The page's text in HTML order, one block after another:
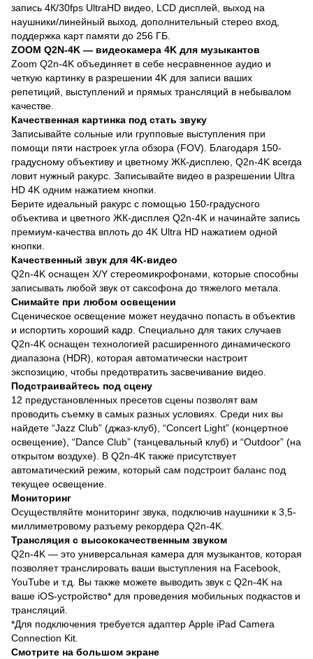
запись 4К/30fps UltraHD видео, LCD дисплей, выход на
наушники/линейный выход, дополнительный стерео вход,
поддержка карт памяти до 256 ГБ.
ZOOM Q2N-4K — видеокамера 4K для музыкантов
Zoom Q2n-4K объединяет в себе несравненное аудио и
четкую картинку в разрешении 4K для записи ваших
репетиций, выступлений и прямых трансляций в небывалом
качестве.
Качественная картинка под стать звуку
Записывайте сольные или групповые выступления при
помощи пяти настроек угла обзора (FOV). Благодаря 150-
градусному объективу и цветному ЖК-дисплею, Q2n-4K всегда
ловит нужный ракурс. Записывайте видео в разрешении Ultra
HD 4K одним нажатием кнопки.
Берите идеальный ракурс с помощью 150-градусного
объектива и цветного ЖК-дисплея Q2n-4K и начинайте запись
премиум-качества вплоть до 4K Ultra HD нажатием одной
кнопки.
Качественный звук для 4K-видео
Q2n-4K оснащен X/Y стереомикрофонами, которые способны
записывать любой звук от саксофона до тяжелого метала.
Снимайте при любом освещении
Сценическое освещение может неудачно попасть в объектив
и испортить хороший кадр. Специально для таких случаев
Q2n-4K оснащен технологией расширенного динамического
диапазона (HDR), которая автоматически настроит
экспозицию, чтобы предотвратить засвечивание видео.
Подстраивайтесь под сцену
12 предустановленных пресетов сцены позволят вам
проводить съемку в самых разных условиях. Среди них вы
найдете “Jazz Club” (джаз-клуб), “Concert Light” (концертное
освещение), “Dance Club” (танцевальный клуб) и “Outdoor” (на
открытом воздухе). В Q2n-4K также присутствует
автоматический режим, который сам подстроит баланс под
текущее освещение.
Мониторинг
Осуществляйте мониторинг звука, подключив наушники к 3,5-
миллиметровому разъему рекордера Q2n-4K.
Трансляция с высококачественным звуком
Q2n-4K — это универсальная камера для музыкантов, которая
позволяет транслировать ваши выступления на Facebook,
YouTube и т.д. Вы также можете выводить звук с Q2n-4K на
ваше iOS-устройство* для проведения мобильных подкастов и
трансляций.
*Для подключения требуется адаптер Apple iPad Camera
Connection Kit.
Смотрите на большом экране